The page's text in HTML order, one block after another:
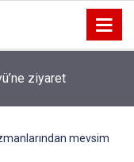
ziyaret
ziyaret etti
mevsim